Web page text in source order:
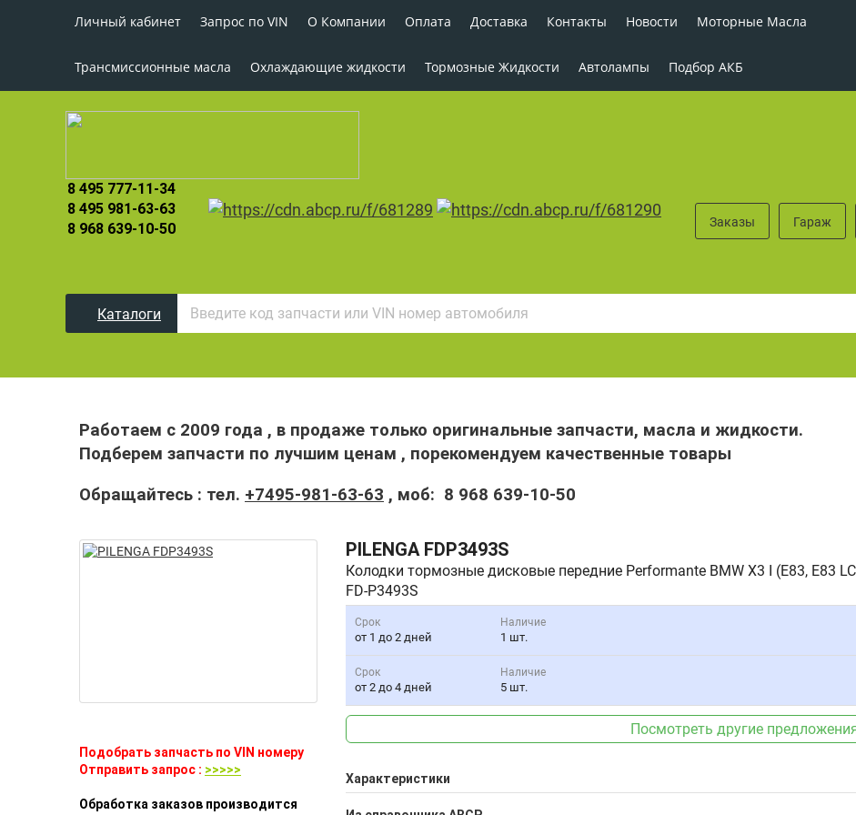
Личный кабинет Запрос по VIN О Компании Оплата Доставка Контакты Новости Моторные Масла
Трансмиссионные масла Охлаждающие жидкости Тормозные Жидкости Автолампы Подбор АКБ
8 495 777-11-34
8 495 981-63-63
8 968 639-10-50
Заказы Гараж
Каталоги
Работаем с 2009 года , в продаже только оригинальные запчасти, масла и жидкости.
Подберем запчасти по лучшим ценам , порекомендуем качественные товары
Обращайтесь : тел. +7495-981-63-63 , моб: 8 968 639-10-50
Подобрать запчасть по VIN номеру
Отправить запрос : >>>>>
Обработка заказов производится
PILENGA FDP3493S
Колодки тормозные дисковые передние Performante BMW X3 I (E83, E83
FD-P3493S
Срок
от 1 до 2 дней
Наличие
1 шт.
Срок
от 2 до 4 дней
Наличие
5 шт.
Посмотреть другие
Характеристики